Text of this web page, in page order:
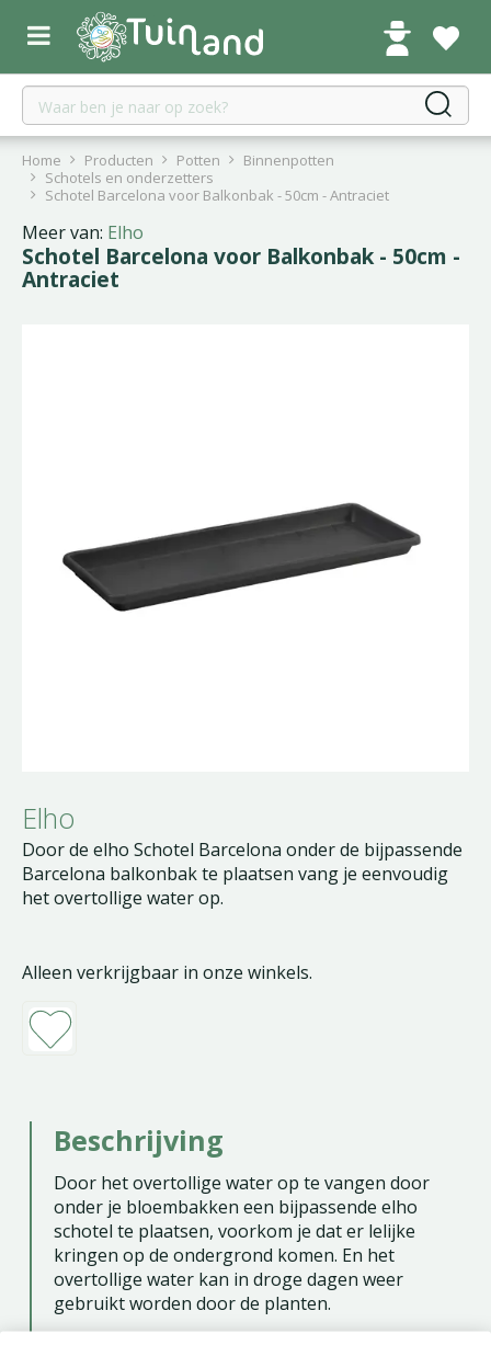
r
Home Producten Potten
Binnenpotten
Schotels en onderzetters
Schotel Barcelona voor Balkonbak - 50cm - Antraciet
Meer van: Elho
Schotel Barcelona voor Balkonbak - 50cm -
Antraciet
Elho
Door de elho Schotel Barcelona onder de bijpassende
Barcelona balkonbak te plaatsen vang je eenvoudig
het overtollige water op.
Alleen verkrijgbaar in onze winkels.
Beschrijving
Door het overtollige water op te vangen door
onder je bloembakken een bijpassende elho
schotel te plaatsen, voorkom je dat er lelijke
kringen op de ondergrond komen. En het
overtollige water kan in droge dagen weer
gebruikt worden door de planten.